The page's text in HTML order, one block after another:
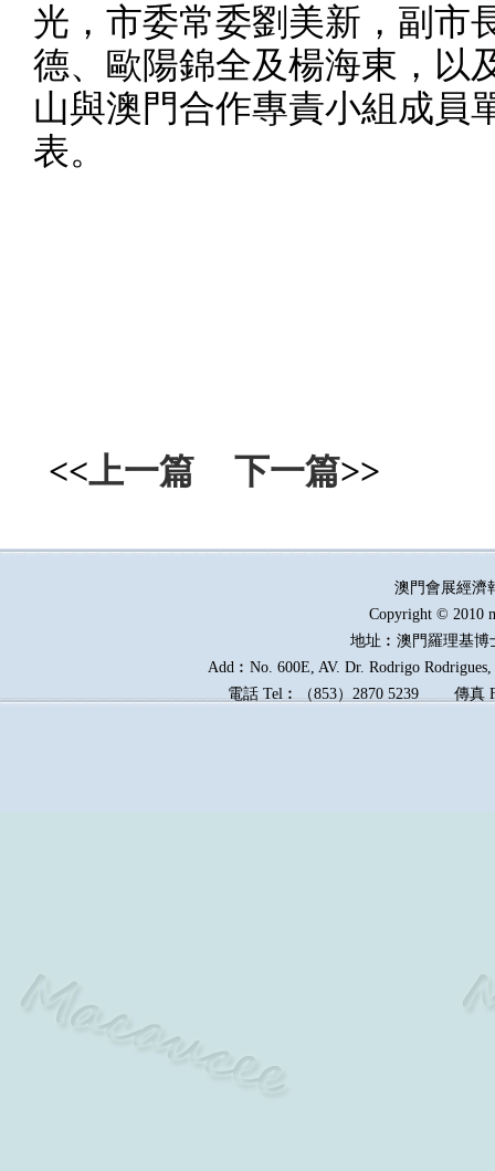
光，市委常委劉美新，副市
德、歐陽錦全及楊海東，以
山與澳門合作專責小組成員
表。
<<上一篇 下一篇>>
澳門會展經
Copyright © 2010
地址︰澳門羅理基博
Add︰No. 600E, AV. Dr. Rodrigo
電話 Tel︰（853）2870 5239傳真